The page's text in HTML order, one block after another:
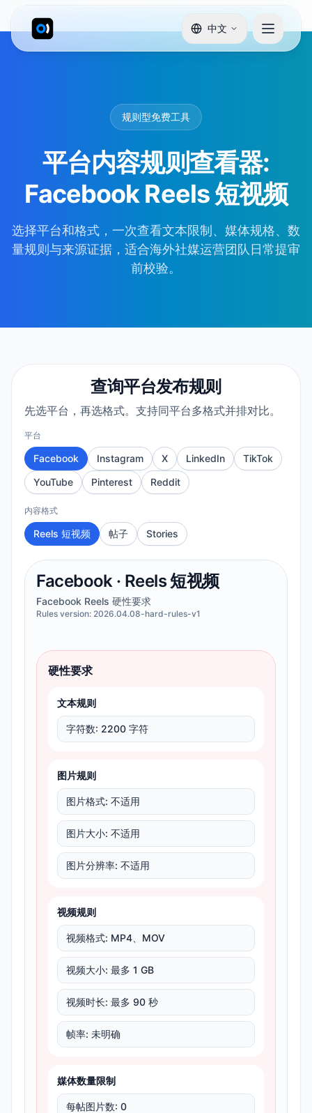
中文
规则型免费工具
平台内容规则查看器:
Facebook Reels 短视频
选择平台和格式，一次查看文本限制、媒体规格、数
量规则与来源证据，适合海外社媒运营团队日常提审
前校验。
查询平台发布规则
先选平台，再选格式。支持同平台多格式并排对比。
平台
Facebook Instagram X LinkedIn
TikTok
YouTube
Pinterest Reddit
内容格式
Reels 短视频 帖子 Stories
Facebook · Reels 短视频
Facebook Reels 硬性要求
Rules version: 2026.04.08-hard-rules-v1
硬性要求
文本规则
字符数: 2200 字符
图片规则
图片格式: 不适用
图片大小: 不适用
图片分辨率: 不适用
视频规则
视频格式: MP4、MOV
视频大小: 最多 1 GB
视频时长: 最多 90 秒
帧率: 未明确
媒体数量限制
每帖图片数: 0